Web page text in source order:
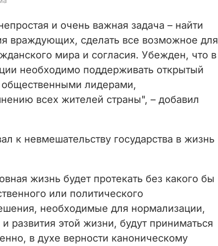
и очень важная задача – найти
враждующих, сделать все возможное для
мира и согласия. Убежден, что в
необходимо поддерживать открытый
лидерами,
всех жителей страны", – добавил
к невмешательству государства в жизнь
жизнь будет протекать без какого бы
или политического
необходимые для нормализации,
развития этой жизни, будут приниматься
в духе верности каноническому